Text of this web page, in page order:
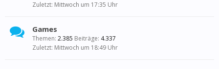
Mittwoch um 17:35 Uhr
Games
Themen: 2.385 Beiträge: 4.337
Mittwoch um 18:49 Uhr